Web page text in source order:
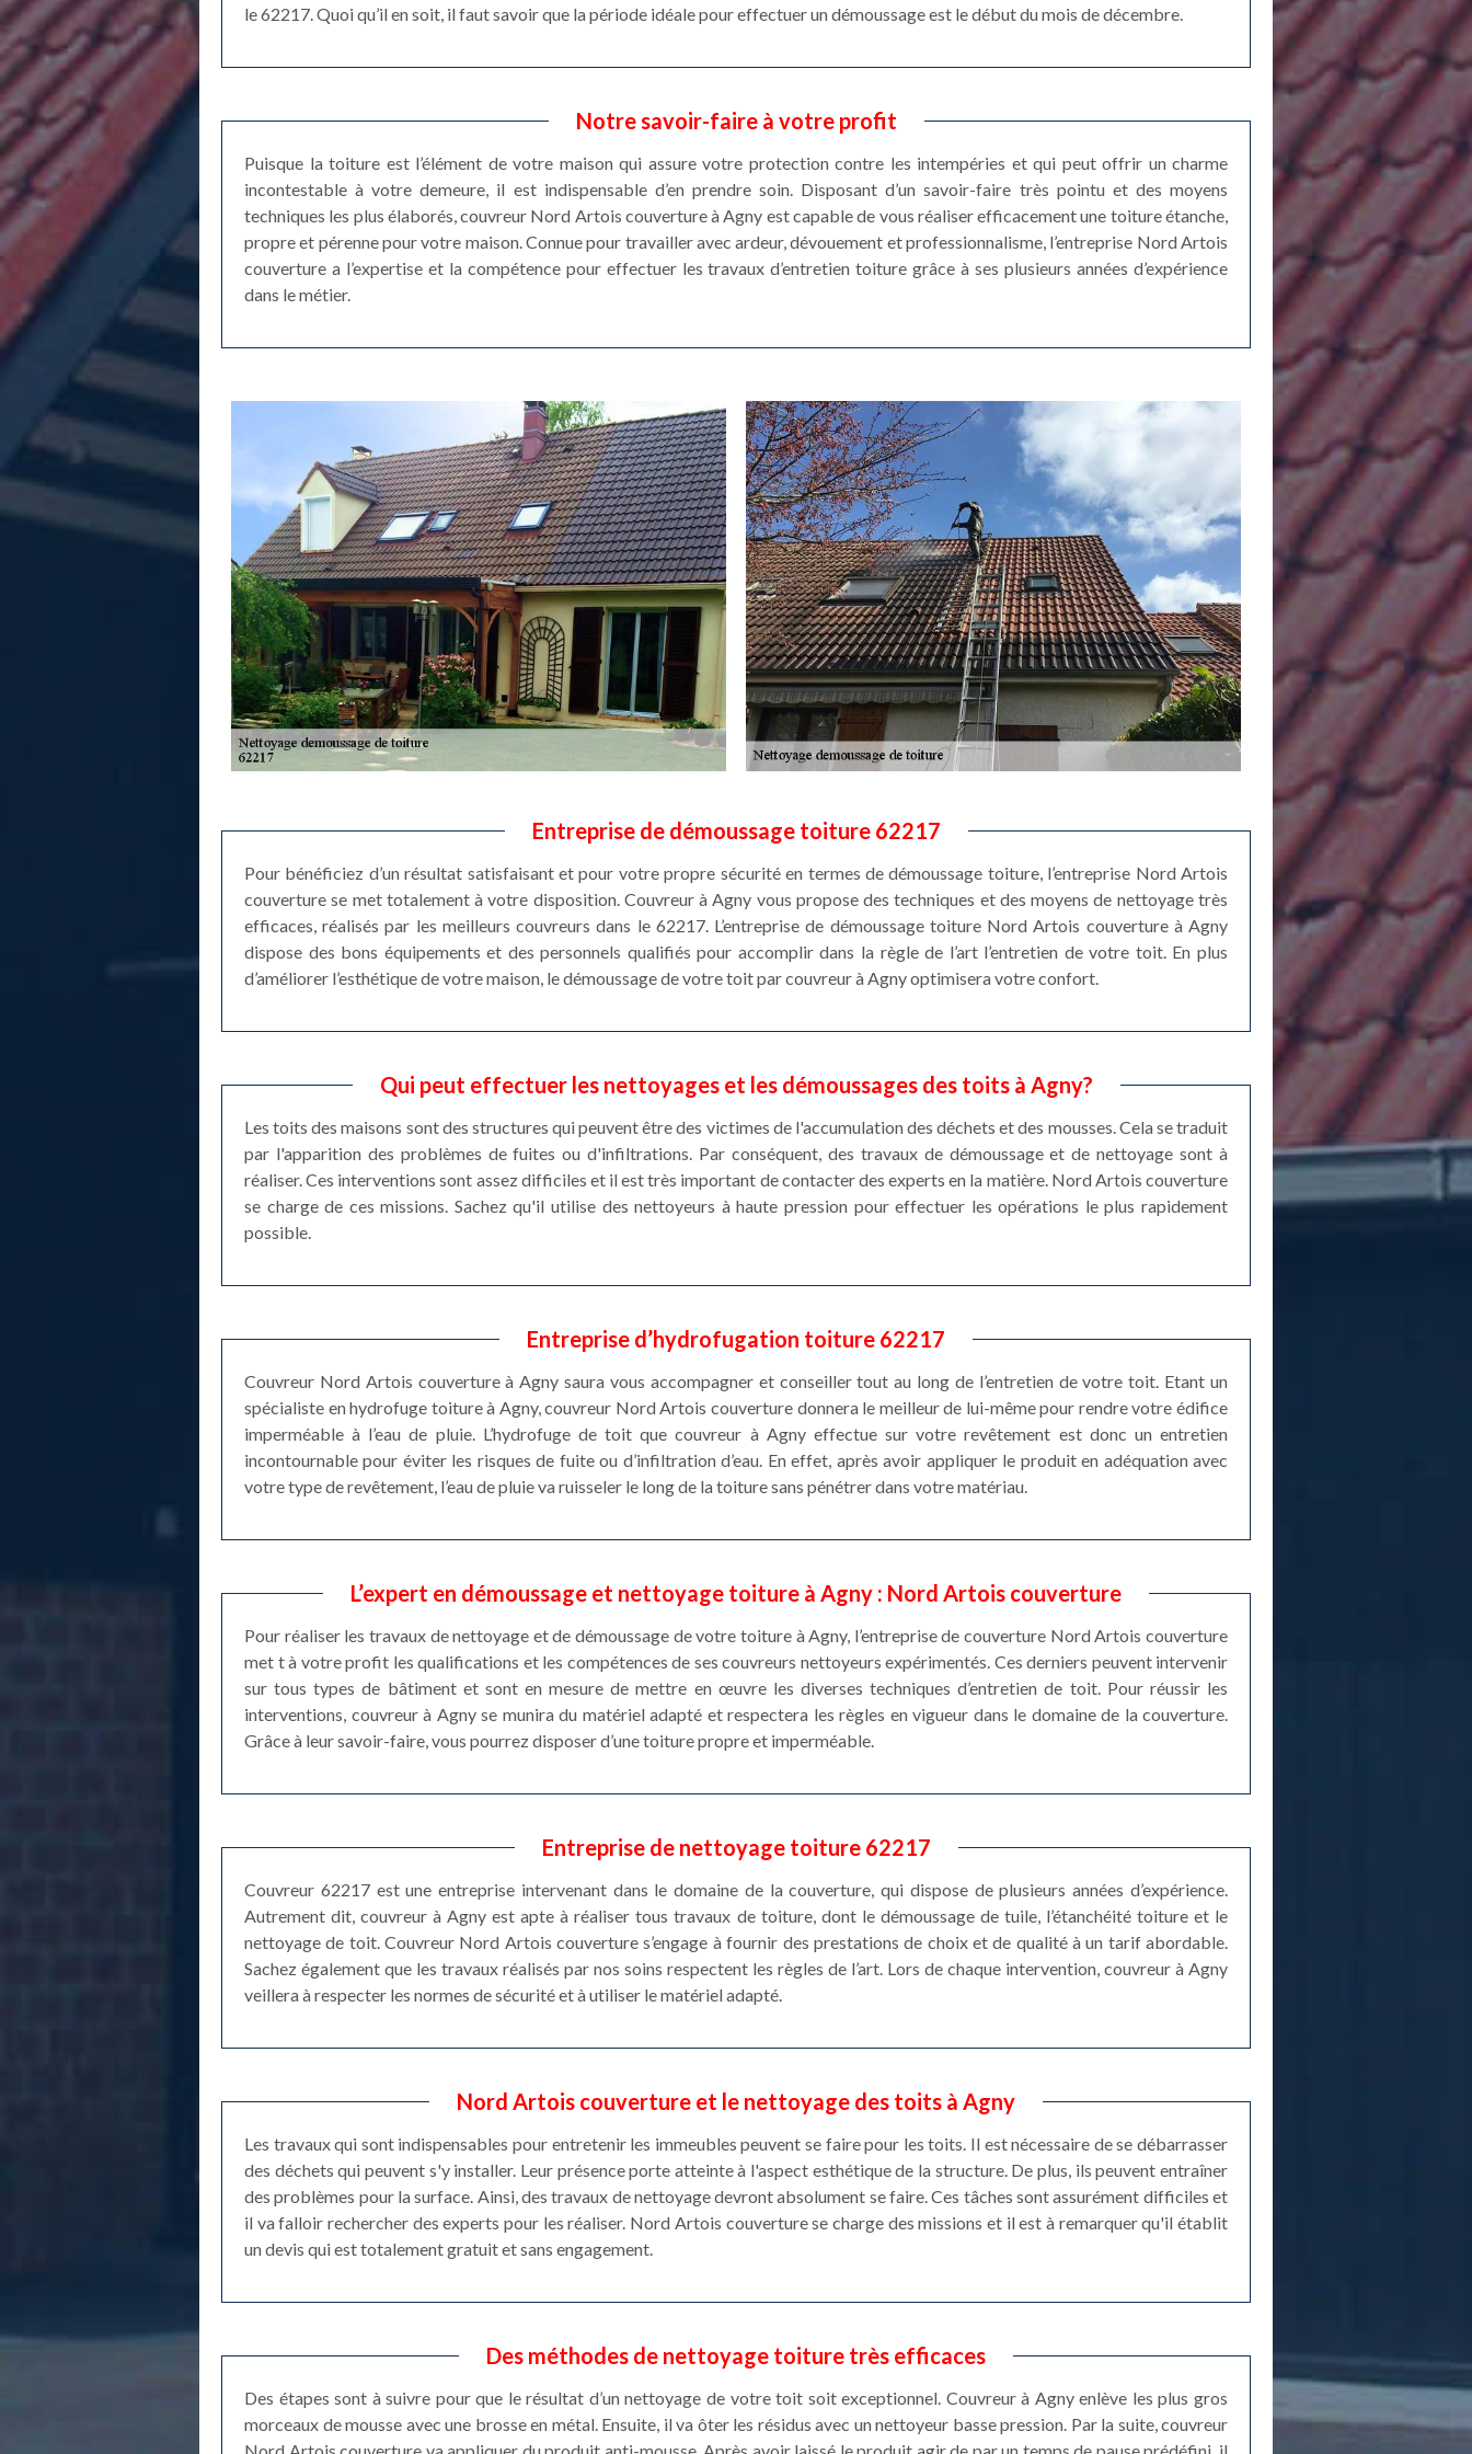
le 62217. Quoi qu’il en soit, il faut savoir que la période idéale pour effectuer un démoussage est le début du mois de décembre.
Notre savoir-faire à votre profit
Puisque la toiture est l’élément de votre maison qui assure votre protection contre les intempéries et qui peut offrir un charme
incontestable à votre demeure, il est indispensable d’en prendre soin. Disposant d’un savoir-faire très pointu et des moyens
techniques les plus élaborés, couvreur Nord Artois couverture à Agny est capable de vous réaliser efficacement une toiture étanche,
propre et pérenne pour votre maison. Connue pour travailler avec ardeur, dévouement et professionnalisme, l’entreprise Nord Artois
couverture a l’expertise et la compétence pour effectuer les travaux d’entretien toiture grâce à ses plusieurs années d’expérience
dans le métier.
Entreprise de démoussage toiture 62217
Pour bénéficiez d’un résultat satisfaisant et pour votre propre sécurité en termes de démoussage toiture, l’entreprise Nord Artois
couverture se met totalement à votre disposition. Couvreur à Agny vous propose des techniques et des moyens de nettoyage très
efficaces, réalisés par les meilleurs couvreurs dans le 62217. L’entreprise de démoussage toiture Nord Artois couverture à Agny
dispose des bons équipements et des personnels qualifiés pour accomplir dans la règle de l’art l’entretien de votre toit. En plus
d’améliorer l’esthétique de votre maison, le démoussage de votre toit par couvreur à Agny optimisera votre confort.
Qui peut effectuer les nettoyages et les démoussages des toits à Agny?
Les toits des maisons sont des structures qui peuvent être des victimes de l'accumulation des déchets et des mousses. Cela se traduit
par l'apparition des problèmes de fuites ou d'infiltrations. Par conséquent, des travaux de démoussage et de nettoyage sont à
réaliser. Ces interventions sont assez difficiles et il est très important de contacter des experts en la matière. Nord Artois couverture
se charge de ces missions. Sachez qu'il utilise des nettoyeurs à haute pression pour effectuer les opérations le plus rapidement
possible.
Entreprise d’hydrofugation toiture 62217
Couvreur Nord Artois couverture à Agny saura vous accompagner et conseiller tout au long de l’entretien de votre toit. Etant un
spécialiste en hydrofuge toiture à Agny, couvreur Nord Artois couverture donnera le meilleur de lui-même pour rendre votre édifice
imperméable à l’eau de pluie. L’hydrofuge de toit que couvreur à Agny effectue sur votre revêtement est donc un entretien
incontournable pour éviter les risques de fuite ou d’infiltration d’eau. En effet, après avoir appliquer le produit en adéquation avec
votre type de revêtement, l’eau de pluie va ruisseler le long de la toiture sans pénétrer dans votre matériau.
L’expert en démoussage et nettoyage toiture à Agny : Nord Artois couverture
Pour réaliser les travaux de nettoyage et de démoussage de votre toiture à Agny, l’entreprise de couverture Nord Artois couverture
met t à votre profit les qualifications et les compétences de ses couvreurs nettoyeurs expérimentés. Ces derniers peuvent intervenir
sur tous types de bâtiment et sont en mesure de mettre en œuvre les diverses techniques d’entretien de toit. Pour réussir les
interventions, couvreur à Agny se munira du matériel adapté et respectera les règles en vigueur dans le domaine de la couverture.
Grâce à leur savoir-faire, vous pourrez disposer d’une toiture propre et imperméable.
Entreprise de nettoyage toiture 62217
Couvreur 62217 est une entreprise intervenant dans le domaine de la couverture, qui dispose de plusieurs années d’expérience.
Autrement dit, couvreur à Agny est apte à réaliser tous travaux de toiture, dont le démoussage de tuile, l’étanchéité toiture et le
nettoyage de toit. Couvreur Nord Artois couverture s’engage à fournir des prestations de choix et de qualité à un tarif abordable.
Sachez également que les travaux réalisés par nos soins respectent les règles de l’art. Lors de chaque intervention, couvreur à Agny
veillera à respecter les normes de sécurité et à utiliser le matériel adapté.
Nord Artois couverture et le nettoyage des toits à Agny
Les travaux qui sont indispensables pour entretenir les immeubles peuvent se faire pour les toits. Il est nécessaire de se débarrasser
des déchets qui peuvent s'y installer. Leur présence porte atteinte à l'aspect esthétique de la structure. De plus, ils peuvent entraîner
des problèmes pour la surface. Ainsi, des travaux de nettoyage devront absolument se faire. Ces tâches sont assurément difficiles et
il va falloir rechercher des experts pour les réaliser. Nord Artois couverture se charge des missions et il est à remarquer qu'il établit
un devis qui est totalement gratuit et sans engagement.
Des méthodes de nettoyage toiture très efficaces
Des étapes sont à suivre pour que le résultat d’un nettoyage de votre toit soit exceptionnel. Couvreur à Agny enlève les plus gros
morceaux de mousse avec une brosse en métal. Ensuite, il va ôter les résidus avec un nettoyeur basse pression. Par la suite, couvreur